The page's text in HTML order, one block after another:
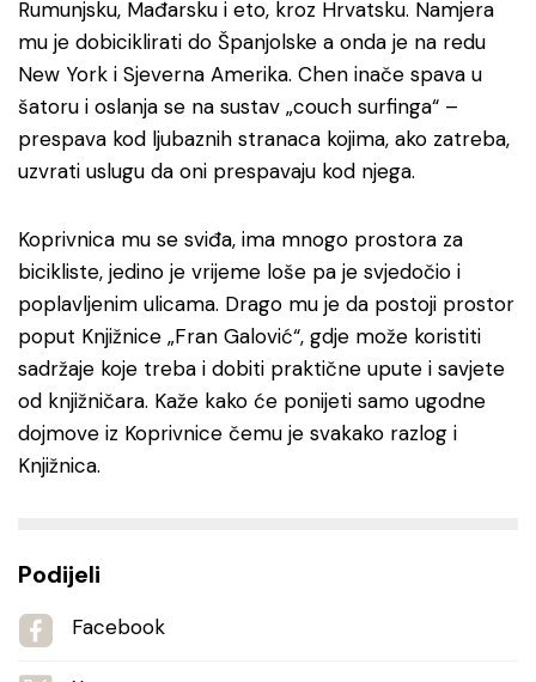
Rumunjsku, Mađarsku i eto, kroz Hrvatsku. Namjera
mu je dobiciklirati do Španjolske a onda je na redu
New York i Sjeverna Amerika. Chen inače spava u
šatoru i oslanja se na sustav „couch surfinga“ –
prespava kod ljubaznih stranaca kojima, ako zatreba,
uzvrati uslugu da oni prespavaju kod njega.
Koprivnica mu se sviđa, ima mnogo prostora za
bicikliste, jedino je vrijeme loše pa je svjedočio i
poplavljenim ulicama. Drago mu je da postoji prostor
poput Knjižnice „Fran Galović“, gdje može koristiti
sadržaje koje treba i dobiti praktične upute i savjete
od knjižničara. Kaže kako će ponijeti samo ugodne
dojmove iz Koprivnice čemu je svakako razlog i
Knjižnica.
Podijeli
Facebook